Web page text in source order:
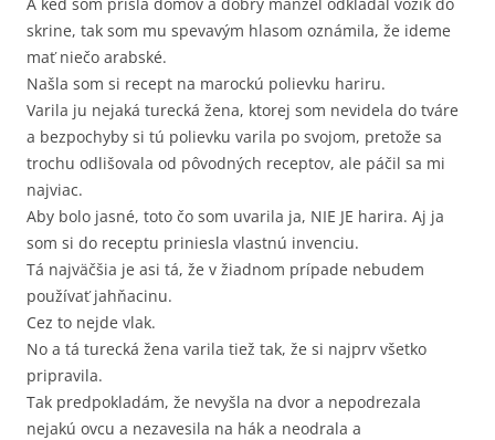
skrine, tak som mu spevavým hlasom oznámila, že ideme
mať niečo arabské.
Našla som si recept na marockú polievku hariru.
Varila ju nejaká turecká žena, ktorej som nevidela do tváre
a bezpochyby si tú polievku varila po svojom, pretože sa
trochu odlišovala od pôvodných receptov, ale páčil sa mi
najviac.
Aby bolo jasné, toto čo som uvarila ja, NIE JE harira. Aj ja
som si do receptu priniesla vlastnú invenciu.
Tá najväčšia je asi tá, že v žiadnom prípade nebudem
používať jahňacinu.
Cez to nejde vlak.
No a tá turecká žena varila tiež tak, že si najprv všetko
pripravila.
Tak predpokladám, že nevyšla na dvor a nepodrezala
nejakú ovcu a nezavesila na hák a neodrala a